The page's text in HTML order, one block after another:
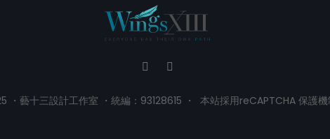
・藝十三設計工作室 ・統編：93128615 ・ 本站採用reCAPTCHA 保護機